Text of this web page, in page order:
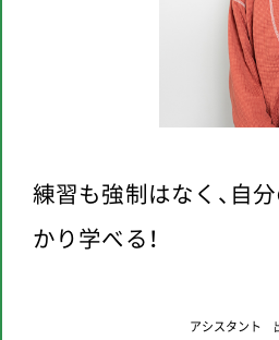
練習も強制はなく、自
かり学べる！
アシスタント